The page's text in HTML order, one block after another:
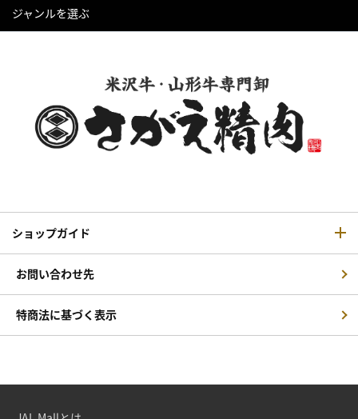
ジャンルを選ぶ
ショップガイド
お問い合わせ先
特商法に基づく表示